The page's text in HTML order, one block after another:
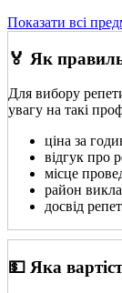
Показати всі
🏅 Як
Для вибору
увагу на такі
ціна за
відгук про
місце
район
досвід
💵 Яка